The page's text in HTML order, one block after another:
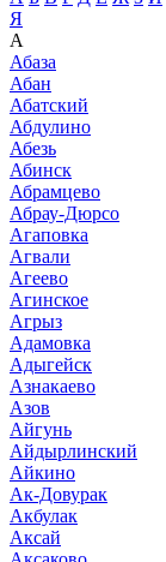
Я
А
Абаза
Абан
Абатский
Абдулино
Абезь
Абинск
Абрамцево
Абрау-Дюрсо
Агаповка
Агвали
Агеево
Агинское
Агрыз
Адамовка
Адыгейск
Азнакаево
Азов
Айгунь
Айдырлинский
Айкино
Ак-Довурак
Акбулак
Аксай